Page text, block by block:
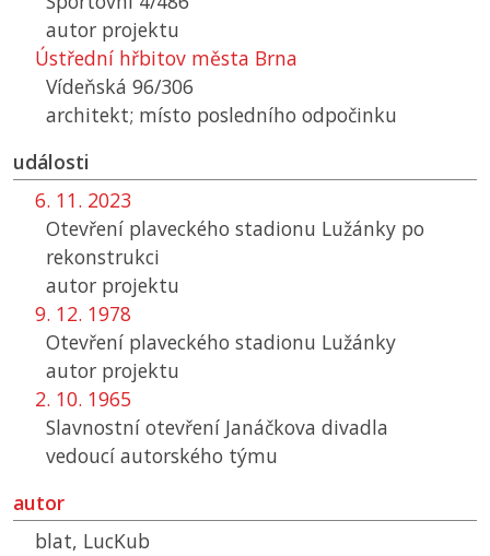
autor projektu
Ústřední hřbitov města Brna
Vídeňská 96/306
architekt; místo posledního odpočinku
události
6. 11. 2023
Otevření plaveckého stadionu Lužánky po
rekonstrukci
autor projektu
9. 12. 1978
Otevření plaveckého stadionu Lužánky
autor projektu
2. 10. 1965
Slavnostní otevření Janáčkova divadla
vedoucí autorského týmu
autor
blat, LucKub